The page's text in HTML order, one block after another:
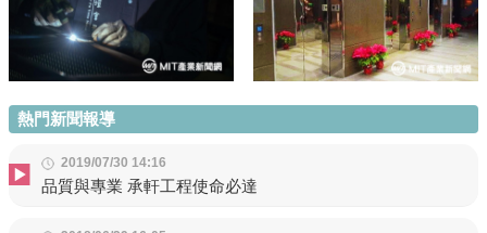
熱門新聞報導
2019/07/30 14:16
品質與專業 承軒工程使命必達